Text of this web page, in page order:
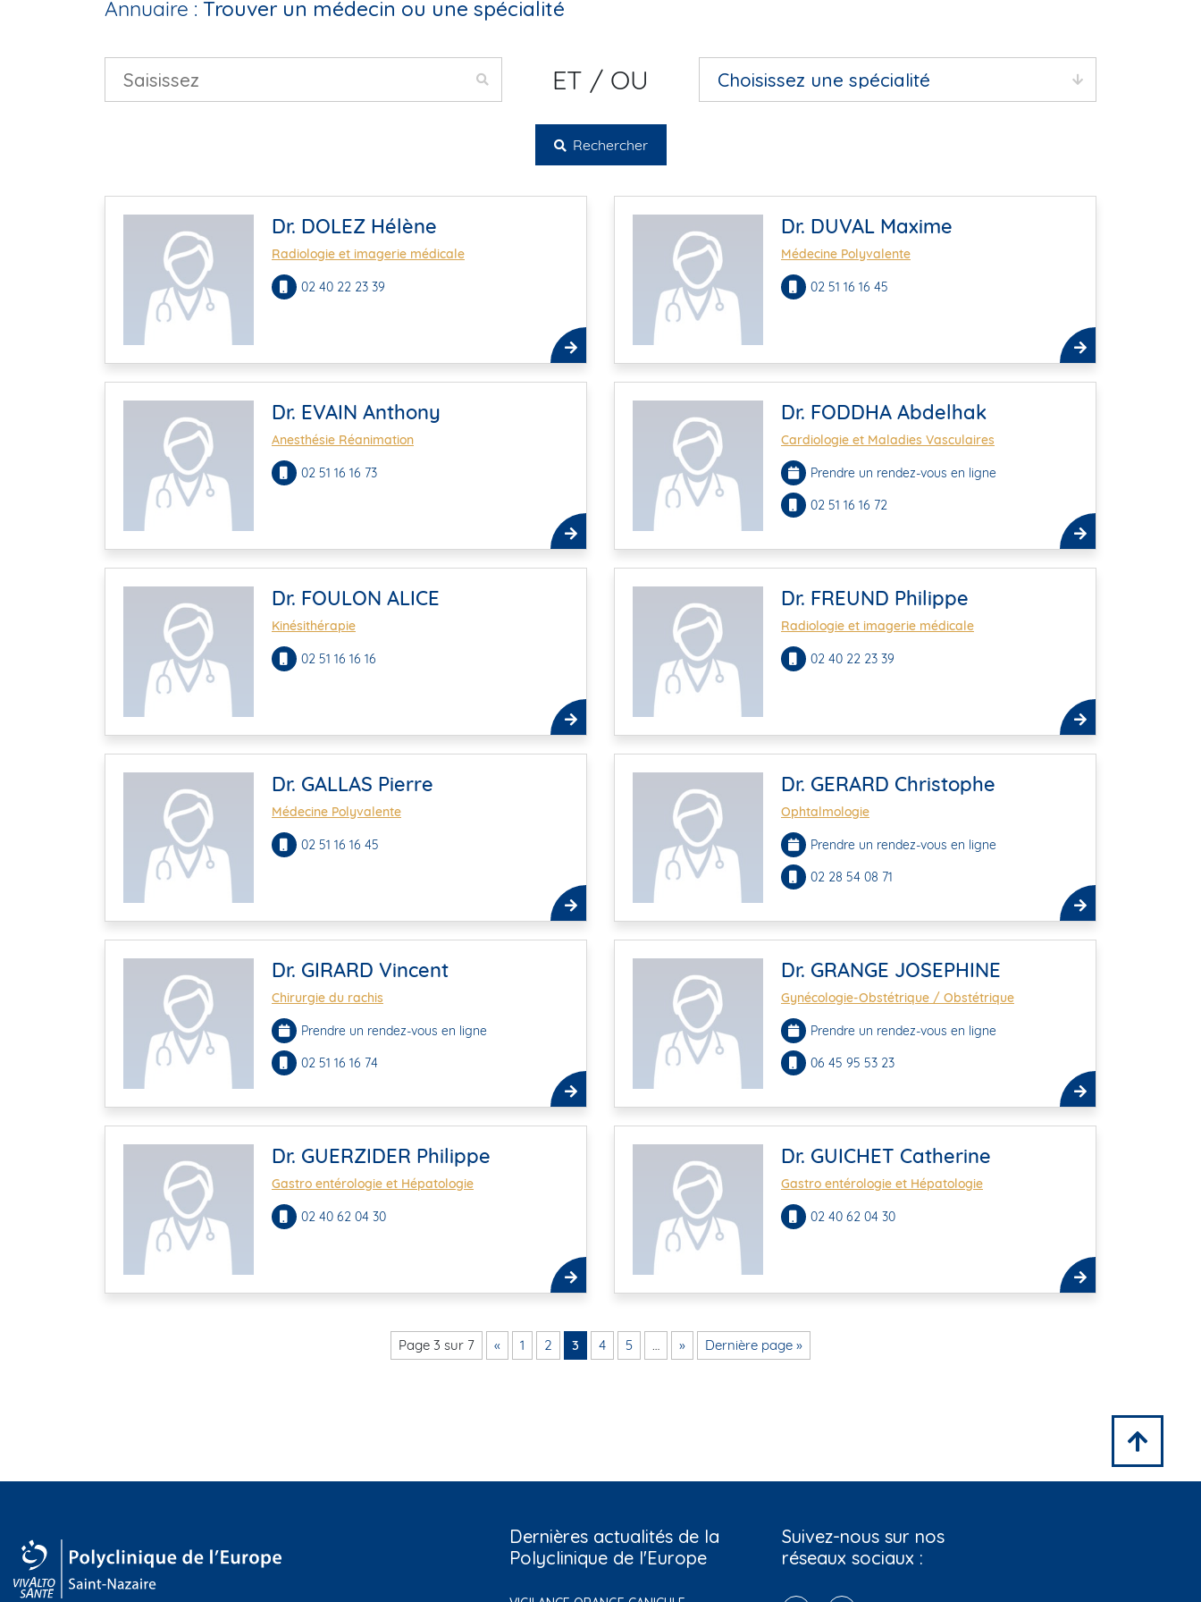
Annuaire : Trouver un médecin ou une spécialité
ET / OU
Rechercher
Dr. DOLEZ Hélène
Radiologie et imagerie médicale
02 40 22 23 39
Dr. DUVAL Maxime
Médecine Polyvalente
02 51 16 16 45
Dr. EVAIN Anthony
Anesthésie Réanimation
02 51 16 16 73
Dr. FODDHA Abdelhak
Cardiologie et Maladies Vasculaires
Prendre un rendez-vous en ligne
02 51 16 16 72
Dr. FOULON ALICE
Kinésithérapie
02 51 16 16 16
Dr. FREUND Philippe
Radiologie et imagerie médicale
02 40 22 23 39
Dr. GALLAS Pierre
Médecine Polyvalente
02 51 16 16 45
Dr. GERARD Christophe
Ophtalmologie
Prendre un rendez-vous en ligne
02 28 54 08 71
Dr. GIRARD Vincent
Chirurgie du rachis
Prendre un rendez-vous en ligne
02 51 16 16 74
Dr. GRANGE JOSEPHINE
Gynécologie-Obstétrique / Obstétrique
Prendre un rendez-vous en ligne
06 45 95 53 23
Dr. GUERZIDER Philippe
Gastro entérologie et Hépatologie
02 40 62 04 30
Dr. GUICHET Catherine
Gastro entérologie et Hépatologie
02 40 62 04 30
Page 3 sur 7 « 1 2 3 4 5 … » Dernière page »
Dernières actualités de la
Polyclinique de l'Europe
Suivez-nous sur nos
réseaux sociaux :